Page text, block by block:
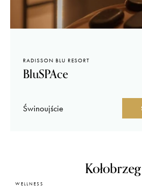
RADISSON BLU RESORT
BluSPAce
Świnoujście
Kołobrzeg
WELLNESS